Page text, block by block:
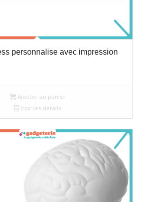
personnalise avec impression
Ajouter au panier
Voir les détails